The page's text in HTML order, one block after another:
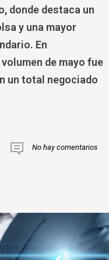
donde destaca un
y una mayor
En
de mayo fue
un total negociado
No hay comentarios